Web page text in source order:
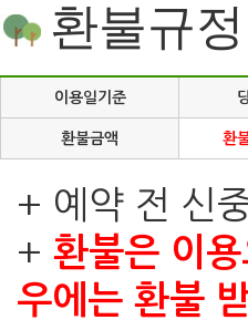
환불규정
이용일기준
환불금액 환
+ 예약 전 신
+ 환불은 이
우에는 환불